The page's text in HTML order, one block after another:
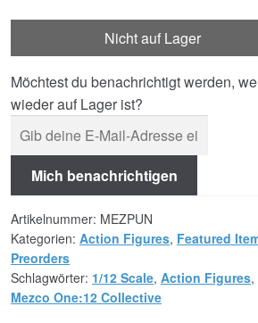
Nicht auf Lager
Möchtest du benachrichtigt werden,
wieder auf Lager ist?
Mich benachrichtigen
Artikelnummer: MEZPUN
Kategorien: Action Figures, Featured
Preorders
Schlagwörter: 1/12 Scale, Action Figures,
Mezco One:12 Collective